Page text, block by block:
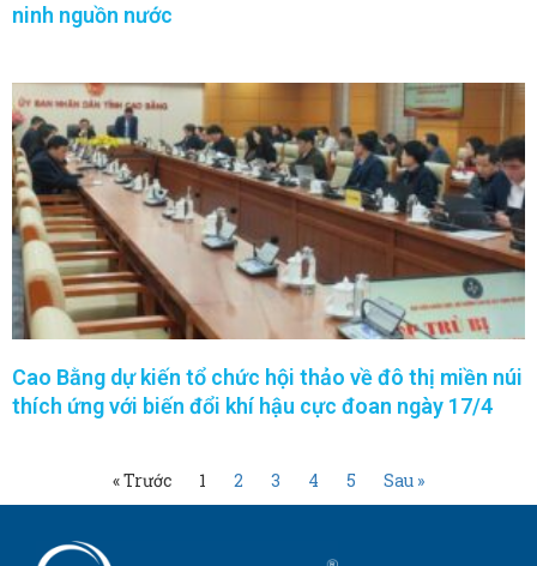
ninh nguồn nước
Cao Bằng dự kiến tổ chức hội thảo về đô thị miền núi
thích ứng với biến đổi khí hậu cực đoan ngày 17/4
« Trước 1 2 3 4 5 Sau »